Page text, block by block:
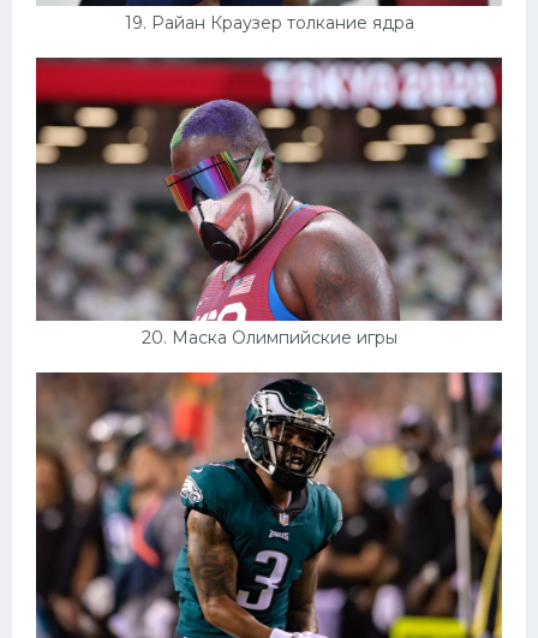
19. Райан Краузер толкание ядра
20. Маска Олимпийские игры